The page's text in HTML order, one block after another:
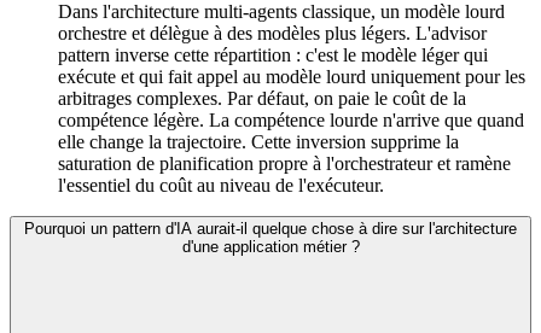
Dans l'architecture multi-agents classique, un modèle lourd
orchestre et délègue à des modèles plus légers. L'advisor
pattern inverse cette répartition : c'est le modèle léger qui
exécute et qui fait appel au modèle lourd uniquement pour les
arbitrages complexes. Par défaut, on paie le coût de la
compétence légère. La compétence lourde n'arrive que quand
elle change la trajectoire. Cette inversion supprime la
saturation de planification propre à l'orchestrateur et ramène
l'essentiel du coût au niveau de l'exécuteur.
Pourquoi un pattern d'IA aurait-il quelque chose à dire sur l'architecture
d'une application métier ?